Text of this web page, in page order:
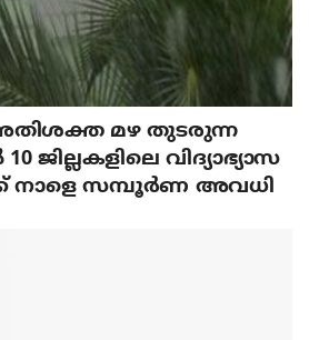
മഴ തുടരുന്ന
ജില്ലകളിലെ വിദ്യാഭ്യാസ
നാളെ സമ്പൂർണ അവധി